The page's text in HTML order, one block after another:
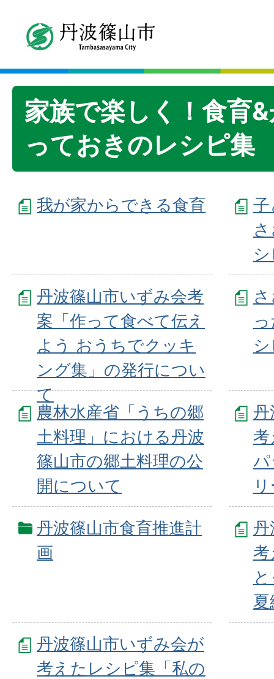
家族で楽しく！食育
っておきのレシピ集
我が家からできる食育
丹波篠山市いずみ会考
案「作って食べて伝え
よう おうちでクッキ
ング集」の発行につい
て
農林水産省「うちの郷
土料理」における丹波
篠山市の郷土料理の公
開について
考
丹波篠山市食育推進計
画
考
丹波篠山市いずみ会が
考えたレシピ集「私の